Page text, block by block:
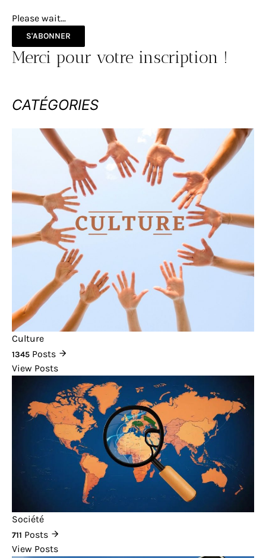
Please wait...
S'ABONNER
Merci pour votre inscription !
CATÉGORIES
Culture
1345 Posts
View Posts
Société
711 Posts
View Posts